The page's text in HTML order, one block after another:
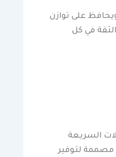
على توازن
في كل
السريعة
مصممة لتوفير